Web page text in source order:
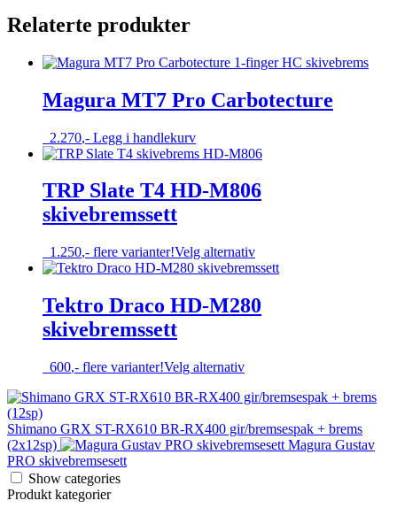
Relaterte produkter
Magura MT7 Pro Carbotecture
2.270,- Legg i handlekurv
TRP Slate T4 HD-M806
skivebremssett
1.250,- flere varianter!Velg alternativDette
produktet
flere
varianter.
produktsiden
Tektro Draco HD-M280
skivebremssett
600,- flere varianter!Velg alternativDette
har
varianter.
Alternativene
Shimano GRX ST-RX610 BR-RX400 gir/bremsespak + brems
(2x12sp)
Magura Gustav
PRO skivebremsesett
Show categories
Produkt kategorier